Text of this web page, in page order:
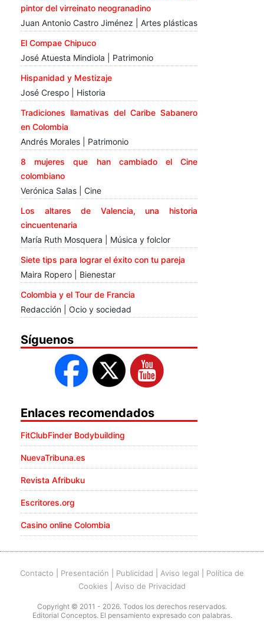
pintor del virreinato neogranadino
Juan Antonio Castro Jiménez | Artes plásticas
El Compae Chipuco
José Atuesta Mindiola | Patrimonio
Hispanidad y Mestizaje
José Crespo | Historia
Tradiciones llamativas del Caribe Sabanero
en Colombia
Andrés Morales | Patrimonio
8 mujeres que han cambiado el Cine
colombiano
Verónica Salas | Cine
Los altares de Valencia, una historia
cincuentenaria
María Ruth Mosquera | Música y folclor
Siete tips para lograr el éxito con tu pareja
Maira Ropero | Bienestar
Colombia y el Tour de Francia
Redacción | Ocio y sociedad
Síguenos
Enlaces recomendados
FitClubFinder Bodybuilding
NuevaTribuna.es
Revista Afribuku
Escritores.org
Casino online Colombia
Contacto Presentación Publicidad Aviso legal
Política de
Cookies
Aviso de Privacidad
Copyright © 2011 - 2026. Todos los derechos reservados.
Editorial Conceptos. El pensamiento expresado con palabras.